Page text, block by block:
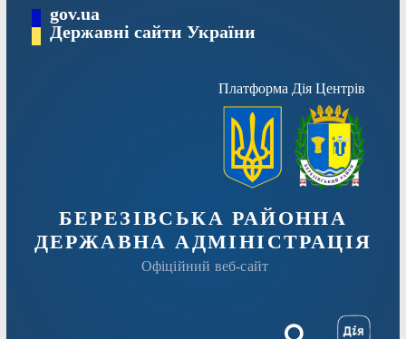
Перейтиgov.ua
Державні сайти України
Платформа Дія Центрів
БЕРЕЗІВСЬКА РАЙОННА
ДЕРЖАВНА АДМІНІСТРАЦІЯ
Офіційний веб-сайт